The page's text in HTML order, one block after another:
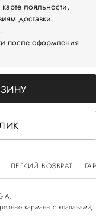
лояльности,
доставки.
.
после оформления
ЛЕГКИЙ ВОЗВРАТ
карманы с клапанами,